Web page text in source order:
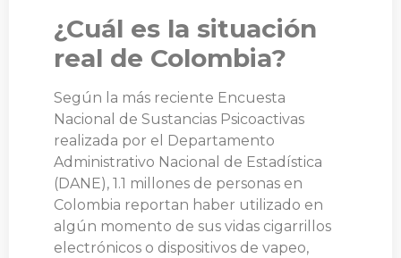
¿Cuál es la situación
real de Colombia?
Según la más reciente Encuesta
Nacional de Sustancias Psicoactivas
realizada por el Departamento
Administrativo Nacional de Estadística
(DANE), 1.1 millones de personas en
Colombia reportan haber utilizado en
algún momento de sus vidas cigarrillos
electrónicos o dispositivos de vapeo,